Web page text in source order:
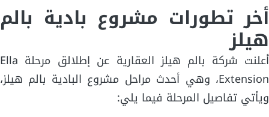
أخر تطورات مشروع بادية بالم
هيلز
أعلنت شركة بالم هيلز العقارية عن إطلالق مرحلة Ella
Extension، وهي أحدث مراحل مشروع البادية بالم هيلز،
ويأتي تفاصيل المرحلة فيما يلي: